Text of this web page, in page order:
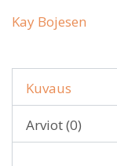
Kay Bojesen
Kuvaus
Arviot (0)